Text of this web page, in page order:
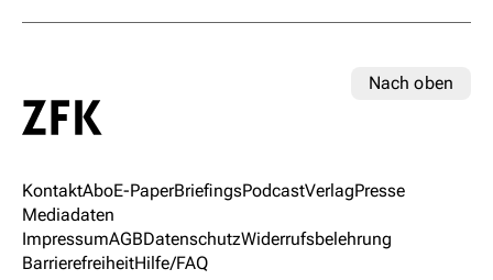
Nach oben
KontaktAboE-PaperBriefingsPodcastVerlagPresse
Mediadaten
ImpressumAGBDatenschutzWiderrufsbelehrung
BarrierefreiheitHilfe/FAQ